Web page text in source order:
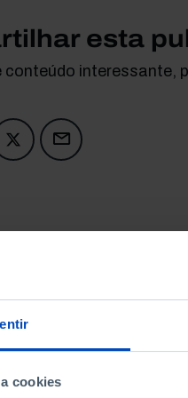
cookies
esta
conteúdo interessante,